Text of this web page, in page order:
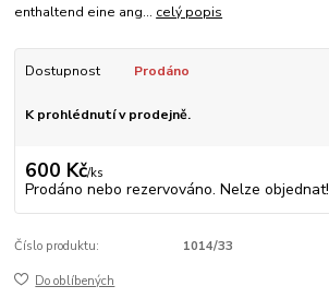
enthaltend eine ang... celý popis
Dostupnost Prodáno
K prohlédnutí v prodejně.
600 Kč/ks
Prodáno nebo rezervováno. Nelze objednat!
Číslo produktu: 1014/33
Do oblíbených